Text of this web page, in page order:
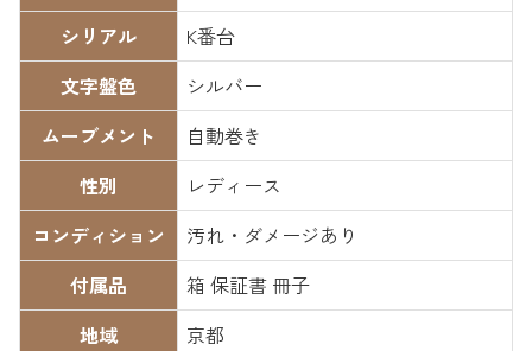
シリアル
K番台
文字盤色
シルバー
ムーブメント
自動巻き
性別
レディース
コンディション
汚れ・ダメージあり
付属品
箱 保証書 冊子
地域
京都